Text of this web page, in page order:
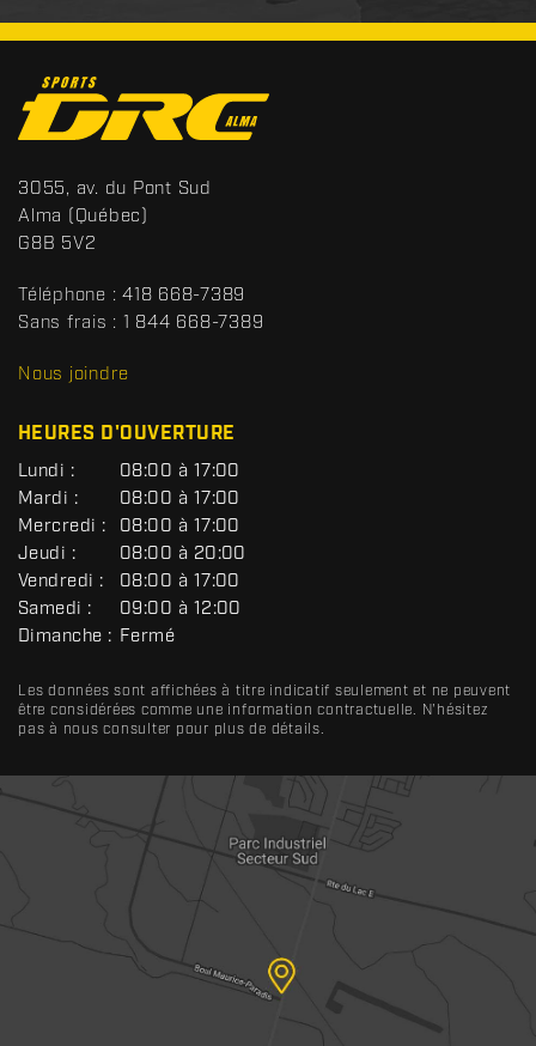
o
n
t
a
c
S
p
o
t
s
R
3055, av. du Pont Sud
Alma (Québec)
G8B 5V2
Téléphone : 418 668-7389
Sans frais : 1 844 668-7389
Nous joindre
HEURES D'OUVERTURE
G
É
N
É
R
A
L
Lundi :
08:00 à 17:00
Mardi :
08:00 à 17:00
Mercredi :
08:00 à 17:00
Jeudi :
08:00 à 20:00
Vendredi :
08:00 à 17:00
Samedi :
09:00 à 12:00
Dimanche : Fermé
Les données sont affichées à titre indicatif seulement et ne peuvent
être considérées comme une information contractuelle. N'hésitez
pas à nous consulter pour plus de détails.